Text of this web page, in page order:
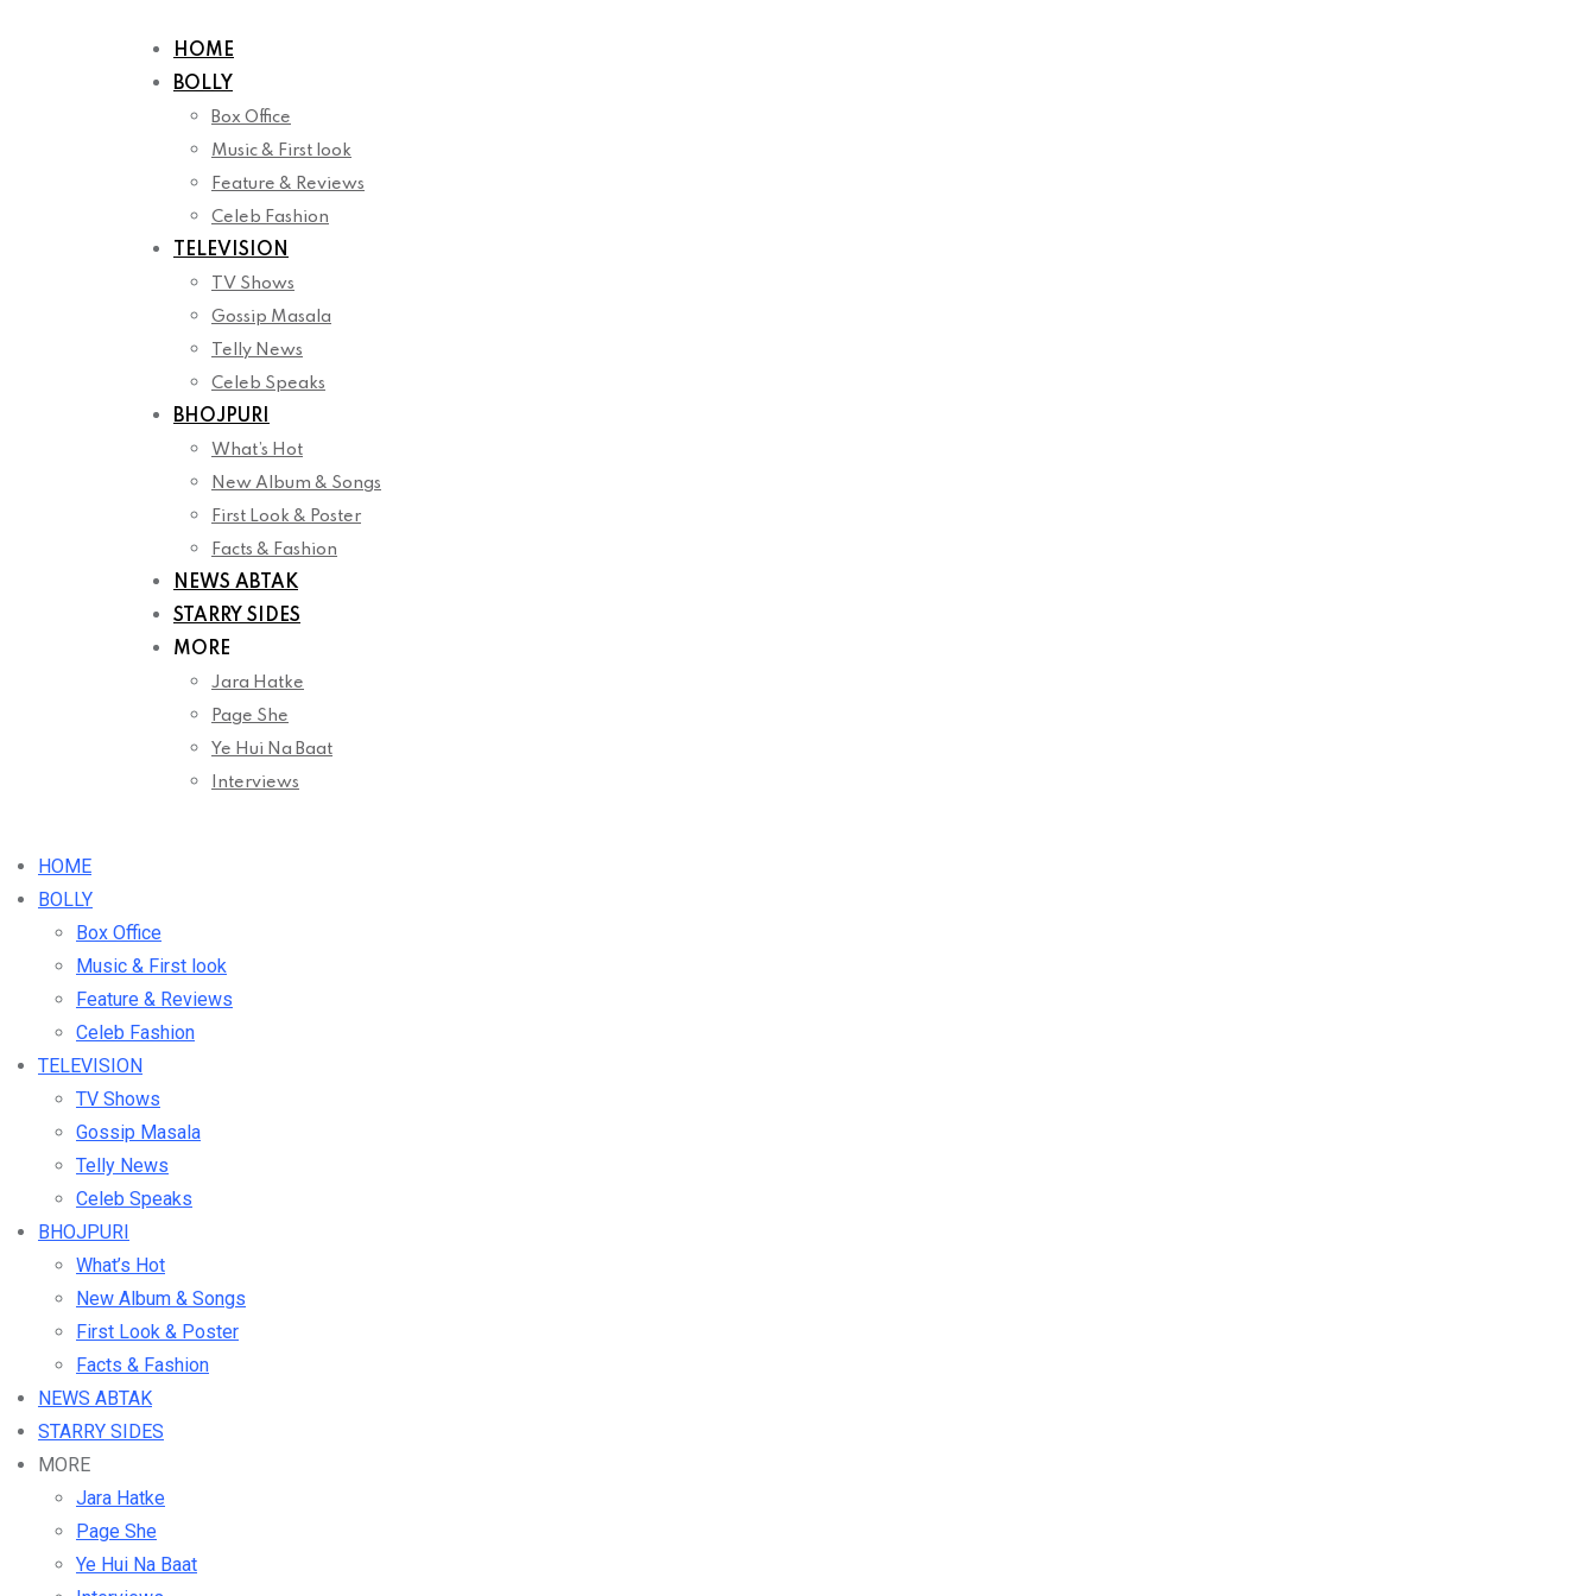
HOME
BOLLY
Box Office
Music & First look
Feature & Reviews
Celeb Fashion
TELEVISION
TV Shows
Gossip Masala
Telly News
Celeb Speaks
BHOJPURI
What’s Hot
New Album & Songs
First Look & Poster
Facts & Fashion
NEWS ABTAK
STARRY SIDES
MORE
Jara Hatke
Page She
Ye Hui Na Baat
Interviews
HOME
BOLLY
Box Office
Music & First look
Feature & Reviews
Celeb Fashion
TELEVISION
TV Shows
Gossip Masala
Telly News
Celeb Speaks
BHOJPURI
What’s Hot
New Album & Songs
First Look & Poster
Facts & Fashion
NEWS ABTAK
STARRY SIDES
MORE
Jara Hatke
Page She
Ye Hui Na Baat